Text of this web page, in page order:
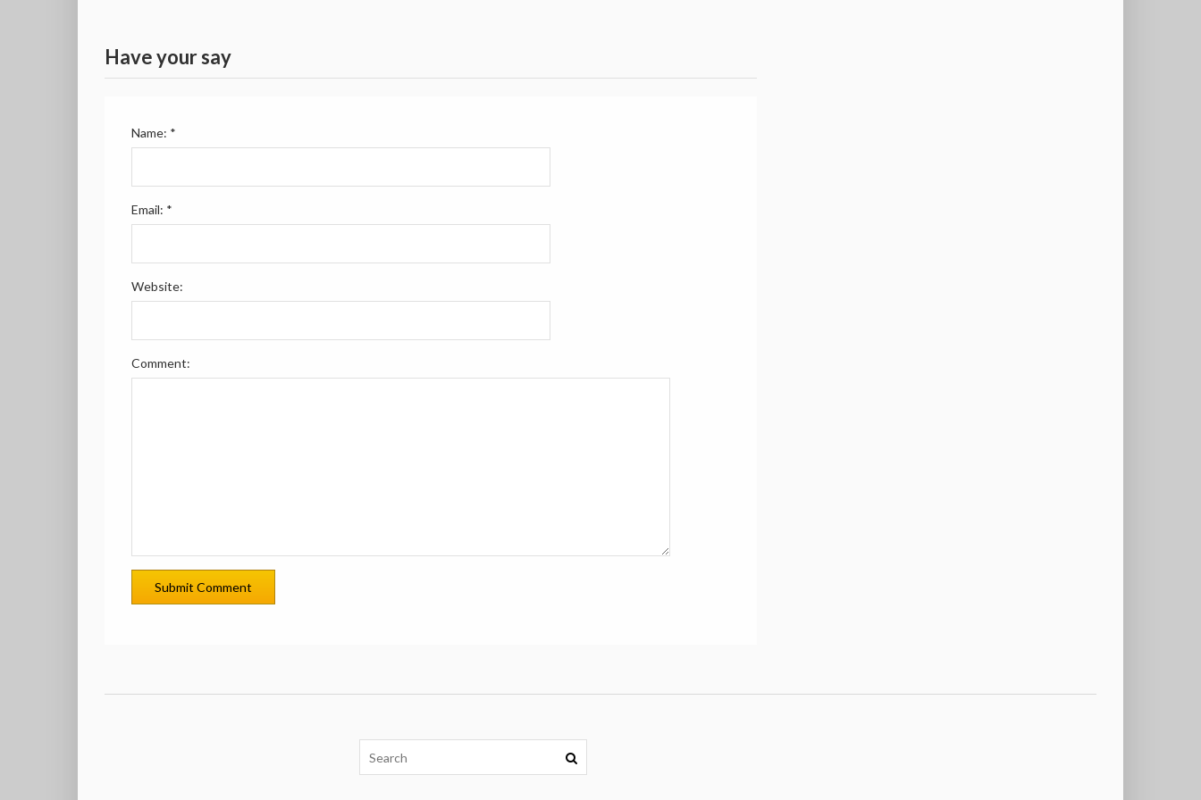
Have your say
Name: *
Email: *
Website:
Comment: